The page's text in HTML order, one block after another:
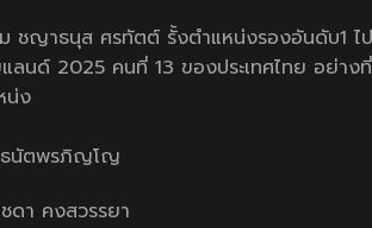
ญาธนุส ศรทัตต์ รั้งตำแหน่งรองอันดับ1 ไ
นด์ 2025 คนที่ 13 ของประเทศไทย อย่าง
น่ง
ธนัตพรภิญโญ
า คงสวรรยา